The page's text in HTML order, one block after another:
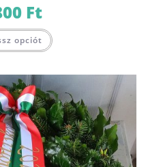
Ft
opciót